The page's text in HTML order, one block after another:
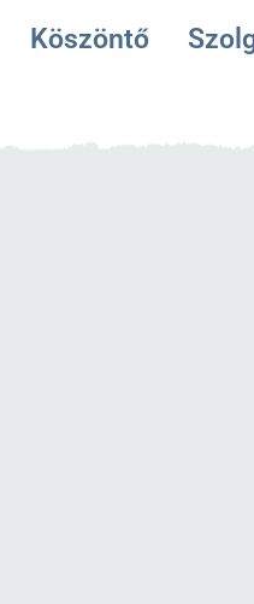
Köszöntő